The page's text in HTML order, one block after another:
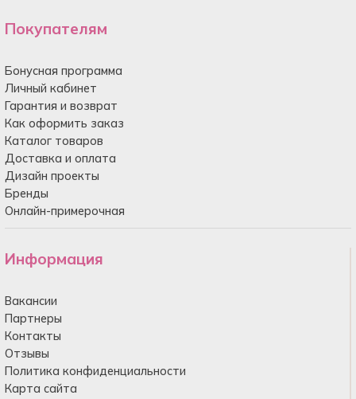
Покупателям
Бонусная программа
Личный кабинет
Гарантия и возврат
Как оформить заказ
Каталог товаров
Доставка и оплата
Дизайн проекты
Бренды
Онлайн-примерочная
Информация
Вакансии
Партнеры
Контакты
Отзывы
Политика конфиденциальности
Карта сайта